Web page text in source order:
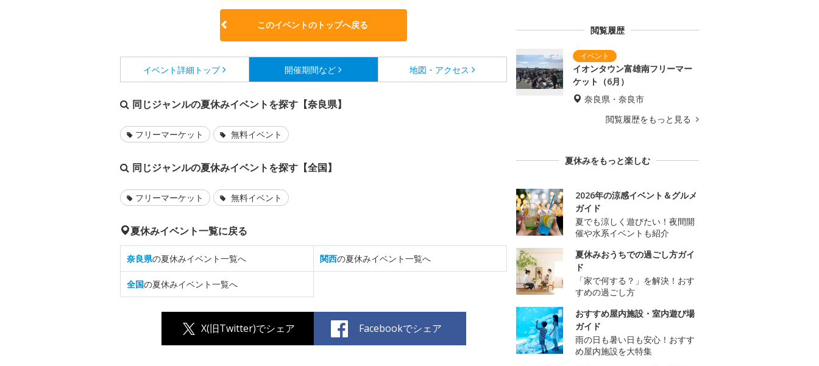
このイベントのトップへ戻る
イベント詳細 トップ 開催期間など 地図・アクセス
同じジャンルの夏休みイベントを探す【奈良県】
フリーマーケット 無料イベント
同じジャンルの夏休みイベントを探す【全国】
フリーマーケット 無料イベント
夏休みイベント一覧に戻る
奈良県の夏休みイベント一覧へ 関西の夏休みイベント一覧へ
全国の夏休みイベント一覧へ
X(旧Twitter)でシェア Facebookでシェア
閲覧履歴
イオンタウン富雄南フリーマー
ケット（6月）
奈良県・奈良市
閲覧履歴をもっと見る
夏休みをもっと楽しむ
2026年の涼感イベント＆グルメ
ガイド
夏でも涼しく遊びたい！夜間開
催や水系イベントも紹介
夏休みおうちでの過ごし方ガイ
ド
「家で何する？」を解決！おす
すめの過ごし方
おすすめ屋内施設・室内遊び場
ガイド
雨の日も暑い日も安心！おすす
め屋内施設を大特集